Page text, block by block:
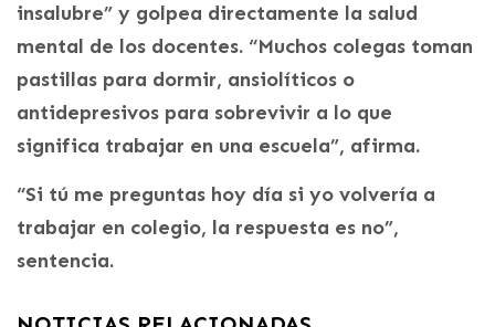
insalubre” y golpea directamente la salud
mental de los docentes. “Muchos colegas toman
pastillas para dormir, ansiolíticos o
antidepresivos para sobrevivir a lo que
significa trabajar en una escuela”, afirma.
“Si tú me preguntas hoy día si yo volvería a
trabajar en colegio, la respuesta es no”,
sentencia.